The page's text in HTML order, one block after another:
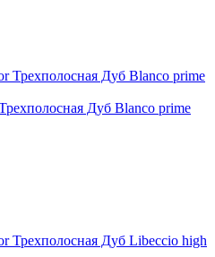
Дуб Blanco prime